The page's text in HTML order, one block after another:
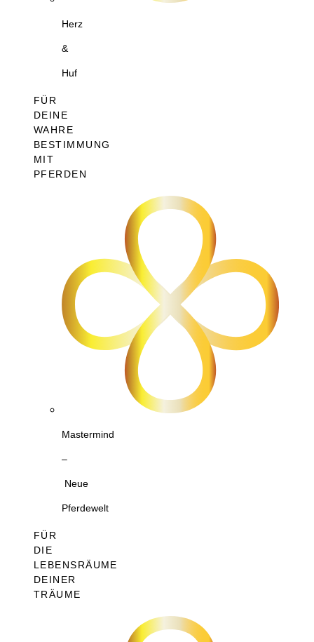
Herz
&
Huf
FÜR
DEINE
WAHRE
BESTIMMUNG
MIT
PFERDEN
Mastermind
–
Neue
Pferdewelt
FÜR
DIE
LEBENSRÄUME
DEINER
TRÄUME